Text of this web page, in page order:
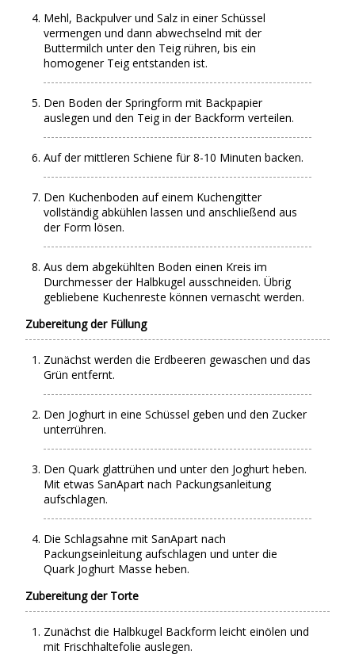
Mehl, Backpulver und Salz in einer Schüssel
vermengen und dann abwechselnd mit der
Buttermilch unter den Teig rühren, bis ein
homogener Teig entstanden ist.
Den Boden der Springform mit Backpapier
auslegen und den Teig in der Backform verteilen.
Auf der mittleren Schiene für 8-10 Minuten backen.
Den Kuchenboden auf einem Kuchengitter
vollständig abkühlen lassen und anschließend aus
der Form lösen.
Aus dem abgekühlten Boden einen Kreis im
Durchmesser der Halbkugel ausschneiden. Übrig
gebliebene Kuchenreste können vernascht werden.
Zubereitung der Füllung
Zunächst werden die Erdbeeren gewaschen und das
Grün entfernt.
Den Joghurt in eine Schüssel geben und den Zucker
unterrühren.
Den Quark glattrühen und unter den Joghurt heben.
Mit etwas SanApart nach Packungsanleitung
aufschlagen.
Die Schlagsahne mit SanApart nach
Packungseinleitung aufschlagen und unter die
Quark Joghurt Masse heben.
Zubereitung der Torte
Zunächst die Halbkugel Backform leicht einölen und
mit Frischhaltefolie auslegen.